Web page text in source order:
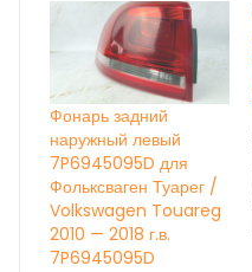
Фонарь задний
наружный левый
7P6945095D для
Фольксваген Туарег /
Volkswagen Touareg
2010 — 2018 г.в.
7P6945095D